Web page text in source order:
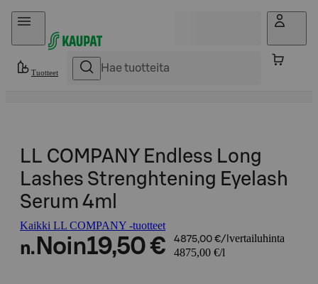
Hyppää sisältöön
Tuotteet
LL COMPANY Endless Long
Lashes Strenghtening Eyelash
Serum 4ml
Kaikki LL COMPANY -tuotteet
n. Noin19,50 € 4875,00 €/l vertailuhinta
4875,00 €/l